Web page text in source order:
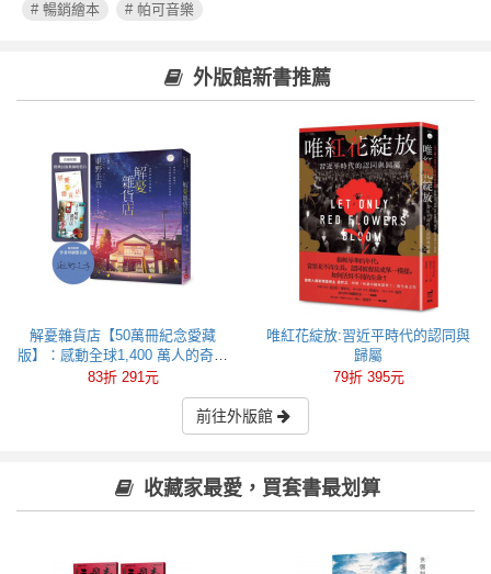
# 暢銷繪本
# 帕可音樂
外版館新書推薦
解憂雜貨店【50萬冊紀念愛藏
版】：感動全球1,400 萬人的奇蹟
之書，東野圭吾最令人感動落淚
83折 291元
唯紅花綻放:習近平時代的認同與
歸屬
79折 395元
前往外版館
收藏家最愛，買套書最划算